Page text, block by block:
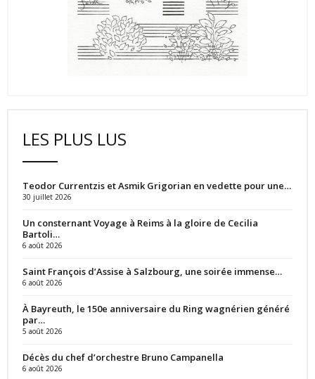
LES PLUS LUS
Teodor Currentzis et Asmik Grigorian en vedette pour une…
30 juillet 2026
Un consternant Voyage à Reims à la gloire de Cecilia
Bartoli…
6 août 2026
Saint François d’Assise à Salzbourg, une soirée immense…
6 août 2026
À Bayreuth, le 150e anniversaire du Ring wagnérien généré
par…
5 août 2026
Décès du chef d’orchestre Bruno Campanella
6 août 2026